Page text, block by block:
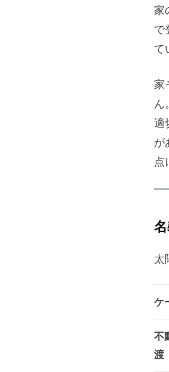
家
で
て
家
ん。
適
が
点
太
ケ
不
渡